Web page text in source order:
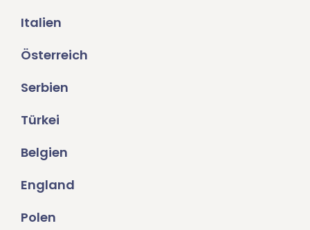
Italien
Österreich
Serbien
Türkei
Belgien
England
Polen